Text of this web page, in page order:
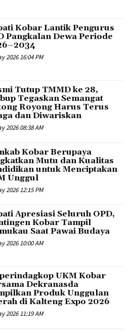
Kobar Lantik Pengurus
Pangkalan Dewa Periode
2026 16:04 PM
Tutup TMMD ke 28,
Tegaskan Semangat
Royong Harus Terus
dan Diwariskan
2026 08:38 AM
Kobar Berupaya
Mutu dan Kualitas
untuk Menciptakan
Unggul
2026 12:15 PM
Apresiasi Seluruh OPD,
Kobar Tampil
Saat Pawai Budaya
2026 10:00 AM
UKM Kobar
Dekranasda
Produk Unggulan
di Kalteng Expo 2026
2026 11:19 AM